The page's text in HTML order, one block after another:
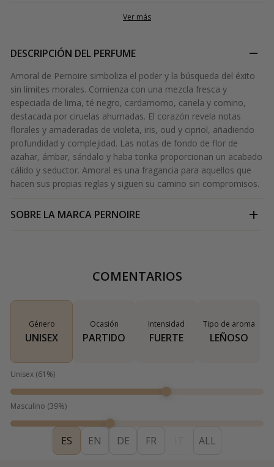
Ver más
DESCRIPCIÓN DEL PERFUME
Amoral de Pernoire simboliza el poder y la búsqueda del éxito
sin límites morales. Comienza con una mezcla fresca y
especiada de lima, té negro, cardamomo, canela y comino,
destacada por ciruelas ahumadas. El corazón revela notas
florales y amaderadas de violeta, iris, oud y cipriol, añadiendo
profundidad y complejidad. Las notas de fondo de flor de
azahar, ámbar, sándalo y haba tonka proporcionan un acabado
cálido y seductor. Amoral es una fragancia para aquellos que
hacen sus propias reglas y siguen su camino sin compromisos.
SOBRE LA MARCA PERNOIRE
COMENTARIOS
Género
UNISEX
Ocasión
PARTIDO
Intensidad
FUERTE
Tipo de aroma
LEÑOSO
Unisex (61 %)
Masculino (39%)
ES EN DE FR ALL